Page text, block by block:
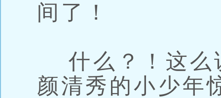
间了！
什么？！这么
颜清秀的小少年